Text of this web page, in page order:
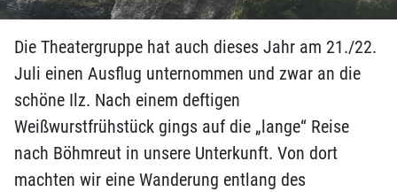
Die Theatergruppe hat auch dieses Jahr am 21./22.
Juli einen Ausflug unternommen und zwar an die
schöne Ilz. Nach einem deftigen
Weißwurstfrühstück gings auf die „lange“ Reise
nach Böhmreut in unsere Unterkunft. Von dort
machten wir eine Wanderung entlang des